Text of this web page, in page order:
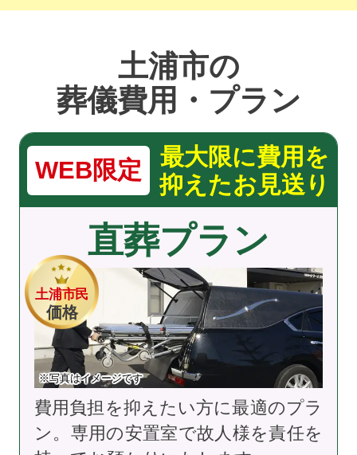
土浦市の
葬儀費用・プラン
土浦市民
価格
※写真はイメージです
WEB限定
最大限に費用を
抑えたお見送り
直葬プラン
費用負担を抑えたい方に最適のプラ
ン。専用の安置室で故人様を責任を